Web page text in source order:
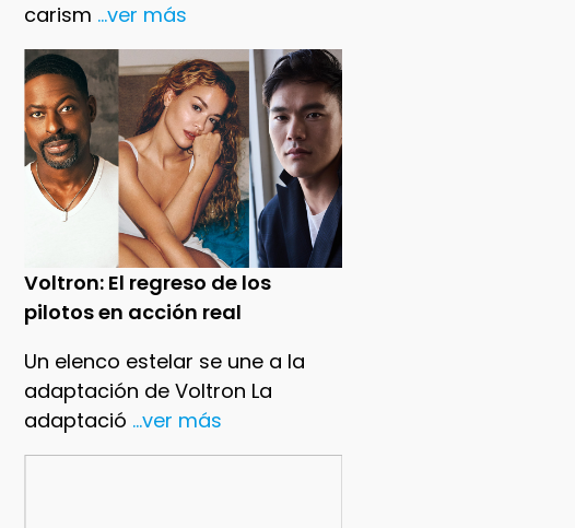
carism ...ver más
Voltron: El regreso de los
pilotos en acción real
Un elenco estelar se une a la
adaptación de Voltron La
adaptació ...ver más